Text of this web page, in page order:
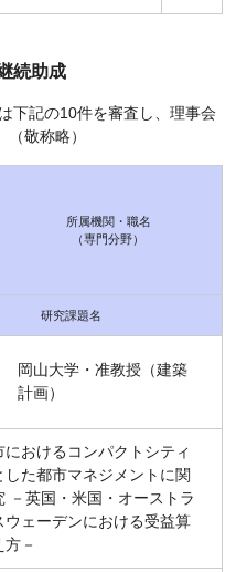
続助成
下記の10件を審査し、理事会
敬称略）
所属機関・職名
（専門分野）
研究課題名
岡山大学・准教授（建築
計画）
におけるコンパクトシティ
した都市マネジメントに関
－英国・米国・オーストラ
ウェーデンにおける受益算
－